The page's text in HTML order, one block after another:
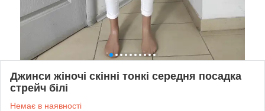
Джинси жіночі скінні тонкі середня посадка
стрейч білі
Немає в наявності